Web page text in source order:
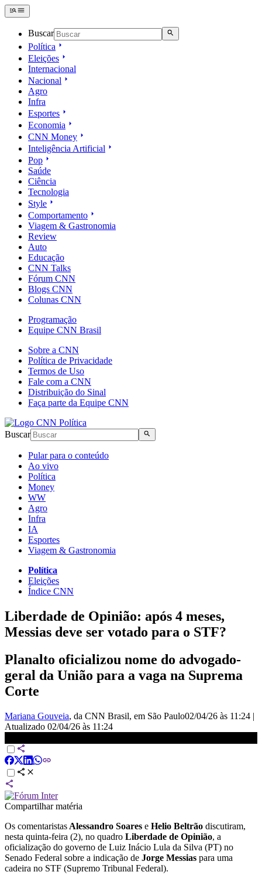
Buscar
Política
Eleições
Internacional
Nacional
Agro
Infra
Esportes
Economia
CNN Money
Inteligência Artificial
Pop
Saúde
Ciência
Tecnologia
Style
Comportamento
Viagem & Gastronomia
Review
Auto
Educação
CNN Talks
Fórum CNN
Blogs CNN
Colunas CNN
Programação
Equipe CNN Brasil
Sobre a CNN
Política de Privacidade
Termos de Uso
Fale com a CNN
Distribuição do Sinal
Faça parte da Equipe CNN
Buscar
Pular para o conteúdo
Ao vivo
Política
Money
WW
Agro
Infra
IA
Esportes
Viagem & Gastronomia
Política
Eleições
Índice CNN
Liberdade de Opinião: após 4 meses,
Messias deve ser votado para o STF?
Planalto oficializou nome do advogado-
geral da União para a vaga na Suprema
Corte
Mariana Gouveia, da CNN Brasil, em São Paulo02/04/26 às 11:24 |
Atualizado 02/04/26 às 11:24
Compartilhar matéria
Os comentaristas Alessandro Soares e Helio Beltrão discutiram,
nesta quinta-feira (2), no quadro Liberdade de Opinião, a
oficialização do governo de Luiz Inácio Lula da Silva (PT) no
Senado Federal sobre a indicação de Jorge Messias para uma
cadeira no STF (Supremo Tribunal Federal).